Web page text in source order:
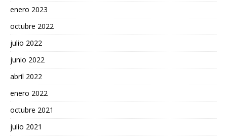
enero 2023
octubre 2022
julio 2022
junio 2022
abril 2022
enero 2022
octubre 2021
julio 2021